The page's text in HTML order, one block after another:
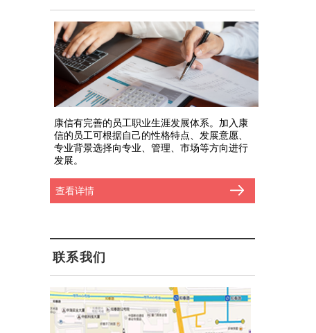
康信有完善的员工职业生涯发展体系。加入康
信的员工可根据自己的性格特点、发展意愿、
专业背景选择向专业、管理、市场等方向进行
发展。
查看详情
联系我们